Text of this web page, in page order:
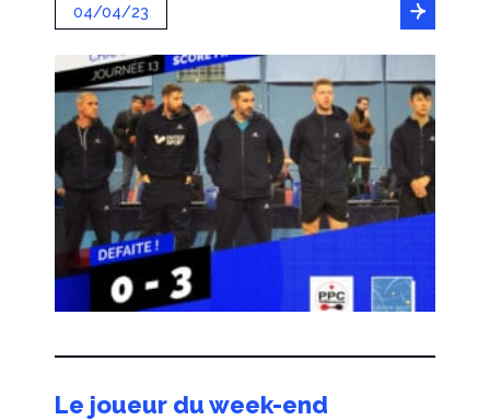
04/04/23
Le joueur du week-end